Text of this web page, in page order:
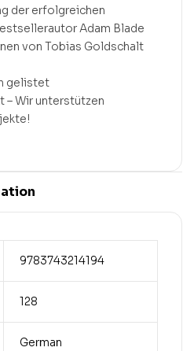
der erfolgreichen
Adam Blade
von Tobias Goldschalt
gelistet
– Wir unterstützen
9783743214194
128
German